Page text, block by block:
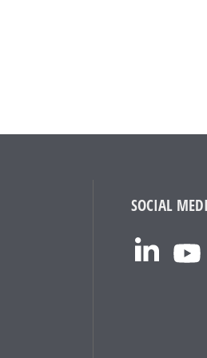
SOCIAL